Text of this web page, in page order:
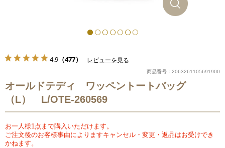
4.9 （477） レビューを見る
商品番号：2063261105691900
オールドテディ ワッペントートバッグ
（L） L/OTE-260569
お一人様1点まで購入いただけます。
ご注文後のお客様事由によりますキャンセル・変更・返品はお受けでき
かねます。